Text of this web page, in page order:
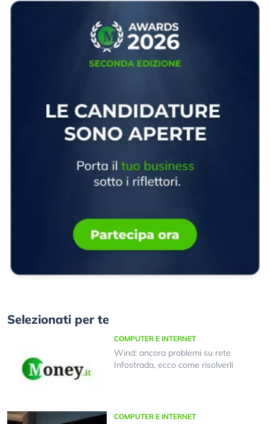
Selezionati per te
COMPUTER E INTERNET
Wind: ancora problemi su rete
Infostrada, ecco come risolverli
COMPUTER E INTERNET